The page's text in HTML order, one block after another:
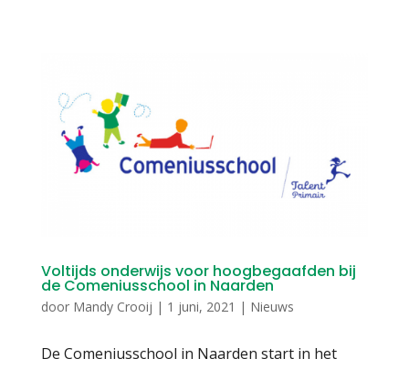
Voltijds onderwijs voor hoogbegaafden bij
de Comeniusschool in Naarden
door Mandy Crooij | 1 juni, 2021 | Nieuws
De Comeniusschool in Naarden start in het